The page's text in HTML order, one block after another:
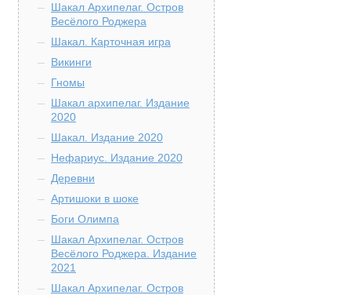
Шакал Архипелаг. Остров
Весёлого Роджера
Шакал. Карточная игра
Викинги
Гномы
Шакал архипелаг. Издание
2020
Шакал. Издание 2020
Нефариус. Издание 2020
Деревни
Артишоки в шоке
Боги Олимпа
Шакал Архипелаг. Остров
Весёлого Роджера. Издание
2021
Шакал Архипелаг. Остров